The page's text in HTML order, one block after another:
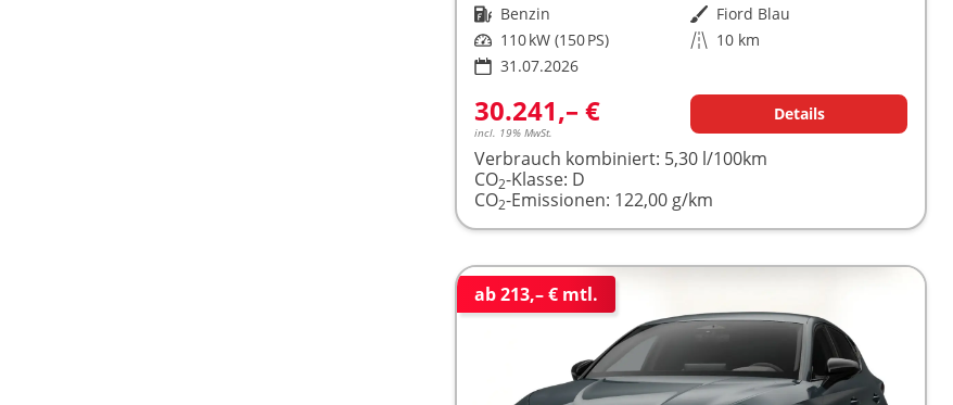
Kraftstoff Benzin Außenfarbe Fiord Blau
Leistung 110 kW (150 PS) Kilometerstand 10 km
31.07.2026
30.241,– €
incl. 19% MwSt.
Details
Verbrauch kombiniert: 5,30 l/100km
CO2-Klasse: D
CO2-Emissionen: 122,00 g/km
ab 213,– € mtl.